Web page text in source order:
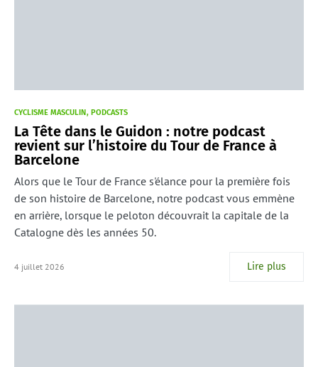
CYCLISME MASCULIN PODCASTS
La Tête dans le Guidon : notre podcast
revient sur l’histoire du Tour de France à
Barcelone
Alors que le Tour de France s'élance pour la première fois
de son histoire de Barcelone, notre podcast vous emmène
en arrière, lorsque le peloton découvrait la capitale de la
Catalogne dès les années 50.
4 juillet 2026 Lire plus